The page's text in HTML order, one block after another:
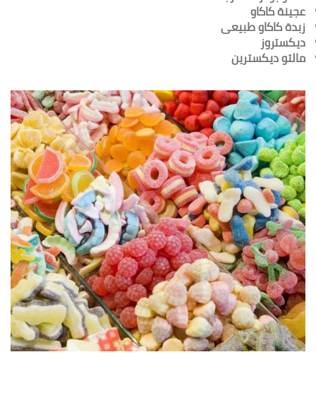
عجينة كاكاو
زبدة كاكاو طبيعى
ديكستروز
مالتو ديكسترين